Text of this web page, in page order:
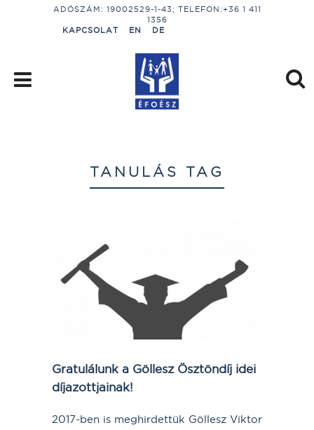
ADÓSZÁM: 19002529-1-43; TELEFON:+36 1 411
1356
KAPCSOLAT
EN DE
TANULÁS TAG
Gratulálunk a Göllesz Ösztöndíj idei
díjazottjainak!
2017-ben is meghirdettük Göllesz Viktor